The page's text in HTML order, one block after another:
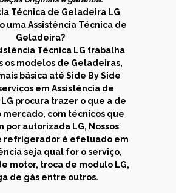
Técnica de Geladeira LG
umaAssistência Técnica de
Geladeira?
Técnica LG trabalha
os modelos de Geladeiras,
básica até Side By Side
em Assistência de
procura trazer o que a de
mercado, com técnicos que
por autorizada LG, Nossos
refrigerador é efetuado em
seja qual for o serviço,
motor, troca de modulo LG,
de gás entre outros.